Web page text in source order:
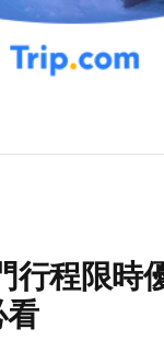
行程限時
看